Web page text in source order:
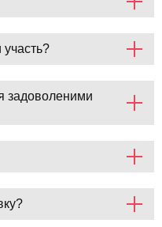
задоволеними